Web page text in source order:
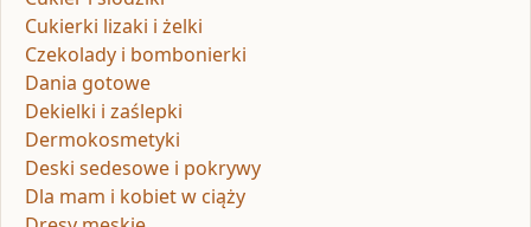
Cukierki lizaki i żelki
Czekolady i bombonierki
Dania gotowe
Dekielki i zaślepki
Dermokosmetyki
Deski sedesowe i pokrywy
Dla mam i kobiet w ciąży